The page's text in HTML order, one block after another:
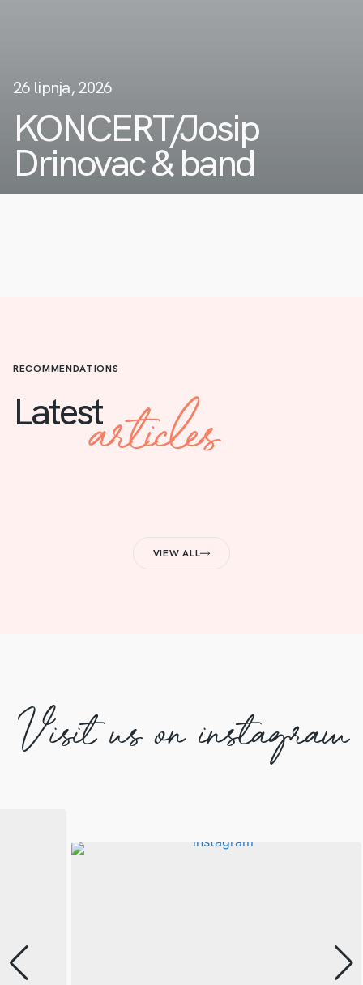
26 lipnja, 2026
KONCERT/Josip
Drinovac & band
RECOMMENDATIONS
Latestarticles
VIEW ALL
Visit us on instagram